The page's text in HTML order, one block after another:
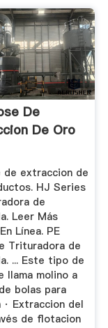
De
De Oro
de extraccion de
HJ Series
de
Leer Más
Línea. PE
Trituradora de
... Este tipo de
llama molino a
bolas para
· Extraccion del
de flotacion